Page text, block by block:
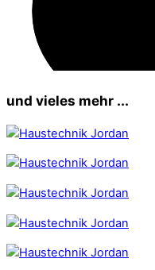
und vieles mehr ...